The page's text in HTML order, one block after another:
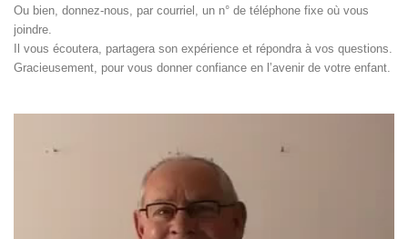
Ou bien, donnez-nous, par courriel, un n° de téléphone fixe où vous
joindre.
Il vous écoutera, partagera son expérience et répondra à vos questions.
Gracieusement, pour vous donner confiance en l’avenir de votre enfant.